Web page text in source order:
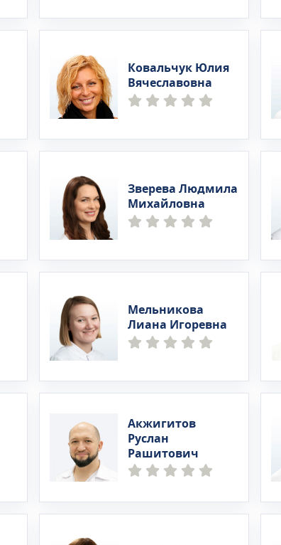
Ковальчук Юлия
Вячеславовна
Зверева Людмила
Михайловна
Мельникова
Лиана Игоревна
Акжигитов
Руслан
Рашитович